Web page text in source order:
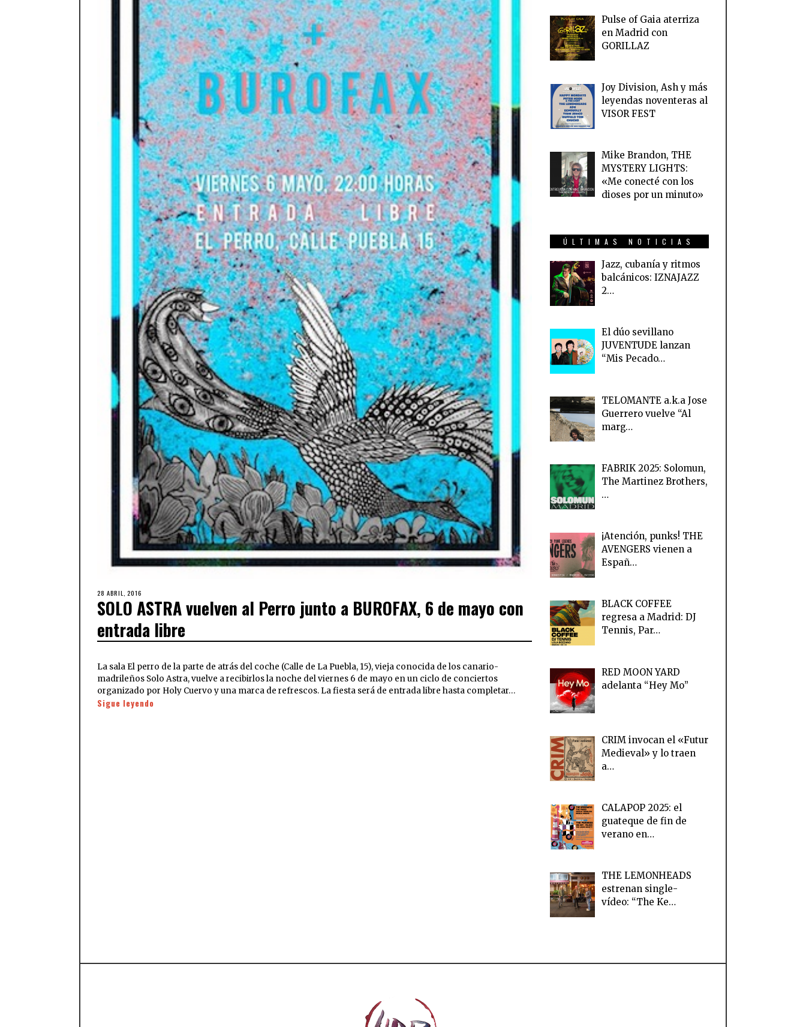
28 ABRIL, 2016
SOLO ASTRA vuelven al Perro junto a BUROFAX, 6 de mayo con
entrada libre
La sala El perro de la parte de atrás del coche (Calle de La Puebla, 15), vieja conocida de los canario-
madrileños Solo Astra, vuelve a recibirlos la noche del viernes 6 de mayo en un ciclo de conciertos
organizado por Holy Cuervo y una marca de refrescos. La fiesta será de entrada libre hasta completar…
Sigue leyendo
Pulse of Gaia aterriza
en Madrid con
GORILLAZ
Joy Division, Ash y más
leyendas noventeras al
VISOR FEST
Mike Brandon, THE
MYSTERY LIGHTS:
«Me conecté con los
dioses por un minuto»
ÚLTIMAS NOTICIAS
Jazz, cubanía y ritmos
balcánicos: IZNAJAZZ
2…
El dúo sevillano
JUVENTUDE lanzan
“Mis Pecado…
TELOMANTE a.k.a Jose
Guerrero vuelve “Al
marg…
FABRIK 2025: Solomun,
The Martinez Brothers,
…
¡Atención, punks! THE
AVENGERS vienen a
Españ…
BLACK COFFEE
regresa a Madrid: DJ
Tennis, Par…
RED MOON YARD
adelanta “Hey Mo”
CRIM invocan el «Futur
Medieval» y lo traen
a…
CALAPOP 2025: el
guateque de fin de
verano en…
THE LEMONHEADS
estrenan single-
vídeo: “The Ke…